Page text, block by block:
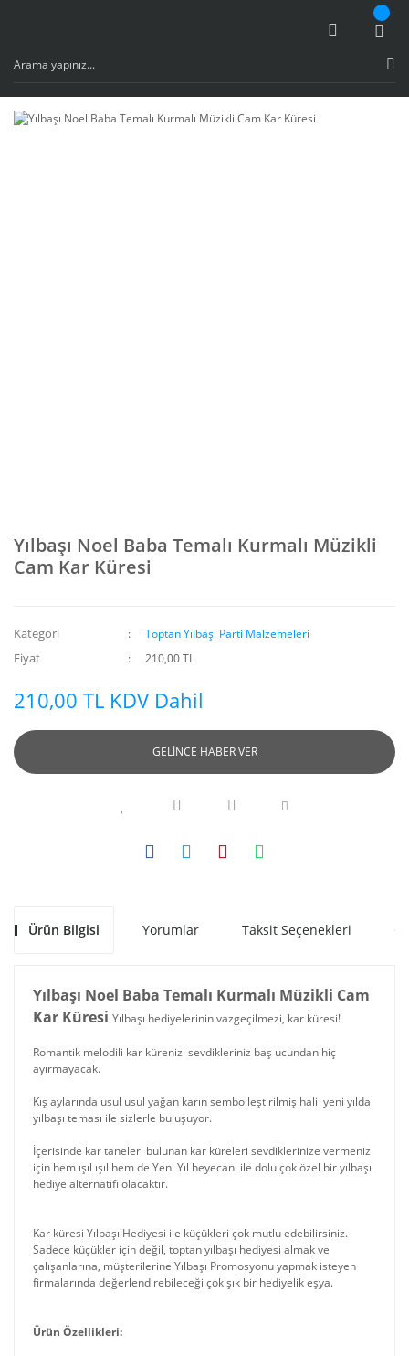
Yılbaşı Noel Baba Temalı Kurmalı Müzikli
Cam Kar Küresi
Kategori Toptan Yılbaşı Parti Malzemeleri
Fiyat 210,00 TL
210,00 TL KDV Dahil
GELİNCE HABER VER
Ürün Bilgisi Yorumlar Taksit Seçenekleri
Yılbaşı Noel Baba Temalı Kurmalı Müzikli Cam
Kar Küresi Yılbaşı hediyelerinin vazgeçilmezi, kar küresi!
Romantik melodili kar kürenizi sevdikleriniz baş ucundan hiç
ayırmayacak.
Kış aylarında usul usul yağan karın sembolleştirilmiş hali yeni yılda
yılbaşı teması ile sizlerle buluşuyor.
İçerisinde kar taneleri bulunan kar küreleri sevdiklerinize vermeniz
için hem ışıl ışıl hem de Yeni Yıl heyecanı ile dolu çok özel bir yılbaşı
hediye alternatifi olacaktır.
Kar küresi Yılbaşı Hediyesi ile küçükleri çok mutlu edebilirsiniz.
Sadece küçükler için değil, toptan yılbaşı hediyesi almak ve
çalışanlarına, müşterilerine Yılbaşı Promosyonu yapmak isteyen
firmalarında değerlendirebileceği çok şık bir hediyelik eşya.
Ürün Özellikleri: